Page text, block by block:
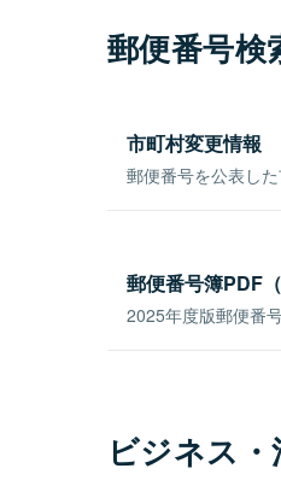
郵便番号検
市町村変更情報
郵便番号を公表し
郵便番号簿PDF
2025年度版郵便番
ビジネス